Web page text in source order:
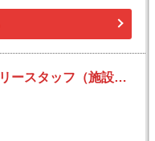
佐川急便 城南営業所 デリバリースタッフ（施設内集配）の求人！未経験歓迎！先輩たちがサポートします♪